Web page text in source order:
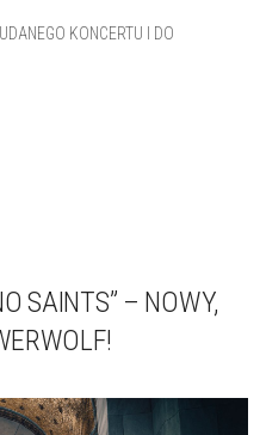
KONCERTU I DO
SAINTS” – NOWY,